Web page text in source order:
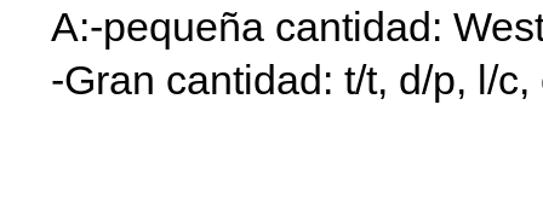
A:-pequeña cantidad:
-Gran cantidad: t/t, d/p, l/